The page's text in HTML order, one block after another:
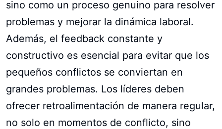
sino como un proceso genuino para resolver
problemas y mejorar la dinámica laboral.
Además, el feedback constante y
constructivo es esencial para evitar que los
pequeños conflictos se conviertan en
grandes problemas. Los líderes deben
ofrecer retroalimentación de manera regular,
no solo en momentos de conflicto, sino